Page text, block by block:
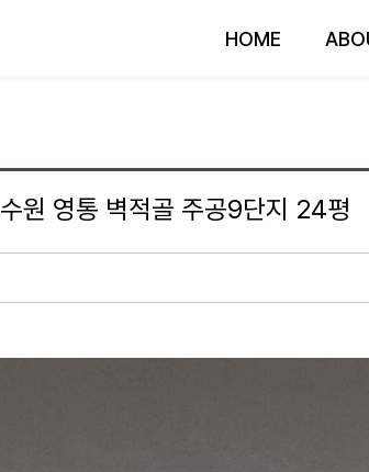
HOME
수원 영통 벽적골 주공9단지 24평